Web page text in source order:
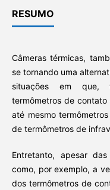
RESUMO
Câmeras térmicas,
se tornando uma
situações em que,
termômetros de contato
até mesmo
de termômetros de
Entretanto, apesar
como, por exemplo, a
dos termômetros de